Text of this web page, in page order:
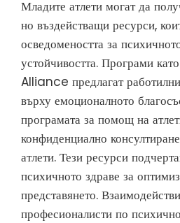
Младите атлети могат да
но въздействащи ресурси,
осведомеността за
устойчивостта. Програми
Alliance предлагат
върху емоционалното
програмата за помощ на
конфиденциално
атлети. Тези ресурси
психичното здраве за
представянето.
професионалисти по